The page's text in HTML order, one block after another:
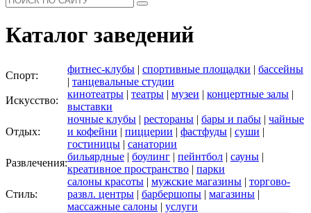
Каталог заведений
Спорт:
фитнес-клубы | спортивные площадки | бассейны
| танцевальные студии
Искусство:
кинотеатры | театры | музеи | концертные залы |
выставки
Отдых:
ночные клубы | рестораны | бары и пабы | чайные
и кофейни | пиццерии | фастфуды | суши |
гостиницы | санатории
Развлечения:
бильярдные | боулинг | пейнтбол | сауны |
креативное пространство | парки
Стиль:
салоны красоты | мужские магазины | торгово-
развл. центры | барбершопы | магазины |
массажные салоны | услуги